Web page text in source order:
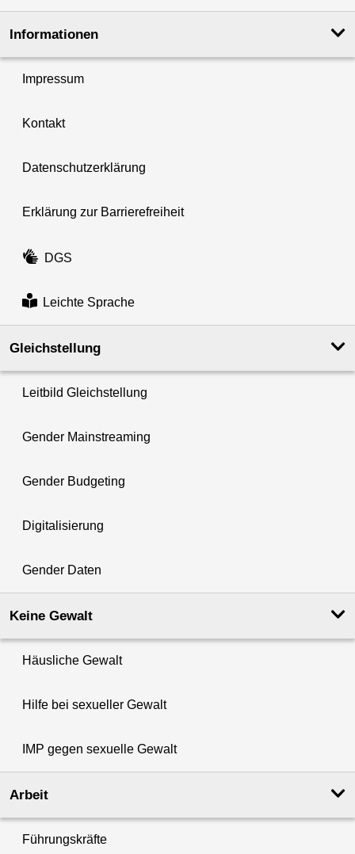
Informationen
Impressum
Kontakt
Datenschutzerklärung
Erklärung zur Barrierefreiheit
DGS
Leichte Sprache
Gleichstellung
Leitbild Gleichstellung
Gender Mainstreaming
Gender Budgeting
Digitalisierung
Gender Daten
Keine Gewalt
Häusliche Gewalt
Hilfe bei sexueller Gewalt
IMP gegen sexuelle Gewalt
Arbeit
Führungskräfte